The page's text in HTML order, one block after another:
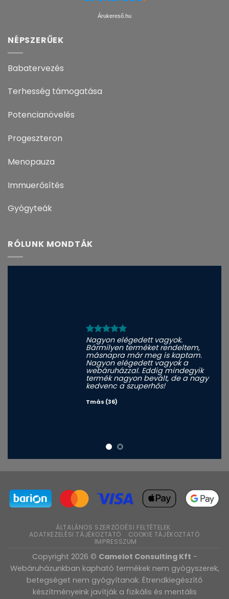
Árukereső.hu
NÉPSZERŰEK
Babatervezés
Terhesség támogatása
Potencianövelés
Progeszteron
Menopauza
Immuerősítés
Gyógyteák
RÓLUNK MONDTÁK
Nagyon elégedett vagyok.
Bármilyen terméket rendeltem,
másnapra már meg is kaptam.
Nagyon elégedett vagyok a
webáruházzal. Eddig mindegyik
termék nagyon bevált, de a nagy
kedvenc a szuperhős!
Tmás (36)
ÁLTALÁNOS SZERZŐDÉSI FELTÉTELEK
ADATKEZELÉSI TÁJÉKOZTATÓ
COOKIE TÁJÉKOZTATÓ
IMPRESSZUM
Copyright 2026 © Camelot Consulting Kft -
Webáruházunkban kapható termékek nem gyógyszerek,
betegséget nem gyógyítanak. Étrendkiegészítő
készítményeink javítják a fizikális és mentális